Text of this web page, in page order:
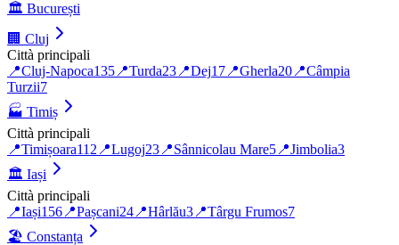
🏛️ București
🏢 Cluj
Città principali
📍Cluj-Napoca135 📍Turda23 📍Dej17 📍Gherla20 📍Câmpia
Turzii7
🏭 Timiș
Città principali
📍Timișoara112 📍Lugoj23 📍Sânnicolau Mare5 📍Jimbolia3
🏛️ Iași
Città principali
📍Iași156 📍Pașcani24 📍Hârlău3 📍Târgu Frumos7
🏖️ Constanța